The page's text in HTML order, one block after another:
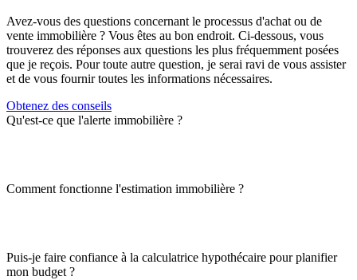
Avez-vous des questions concernant le processus d'achat ou de
vente immobilière ? Vous êtes au bon endroit. Ci-dessous, vous
trouverez des réponses aux questions les plus fréquemment posées
que je reçois. Pour toute autre question, je serai ravi de vous assister
et de vous fournir toutes les informations nécessaires.
Obtenez des conseils
Qu'est-ce que l'alerte immobilière ?
Comment fonctionne l'estimation immobilière ?
Puis-je faire confiance à la calculatrice hypothécaire pour planifier
mon budget ?